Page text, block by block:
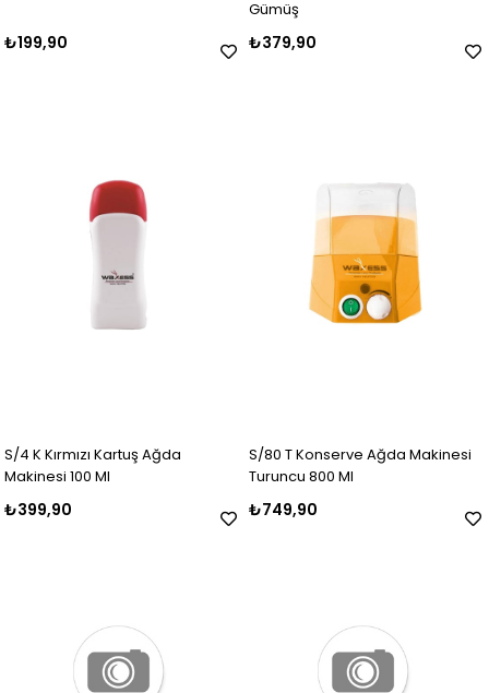
₺199,90
Gümüş
₺379,90
S/4 K Kırmızı Kartuş Ağda
Makinesi 100 Ml
₺399,90
S/80 T Konserve Ağda Makinesi
Turuncu 800 Ml
₺749,90